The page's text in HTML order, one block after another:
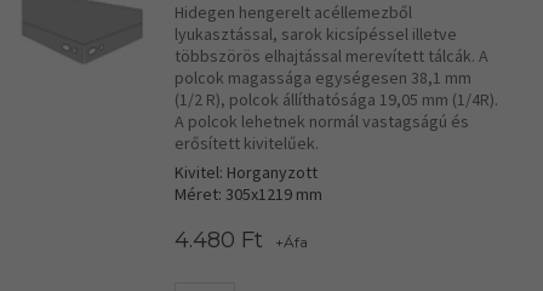
Hidegen hengerelt acéllemezből
lyukasztással, sarok kicsípéssel illetve
többszörös elhajtással merevített tálcák. A
polcok magassága egységesen 38,1 mm
(1/2 R), polcok állíthatósága 19,05 mm (1/4R).
A polcok lehetnek normál vastagságú és
erősített kivitelűek.
Kivitel: Horganyzott
Méret: 305x1219 mm
4.480 Ft +Áfa